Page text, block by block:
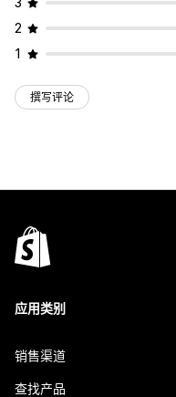
2
1
撰写评论
应用类别
销售渠道
查找产品